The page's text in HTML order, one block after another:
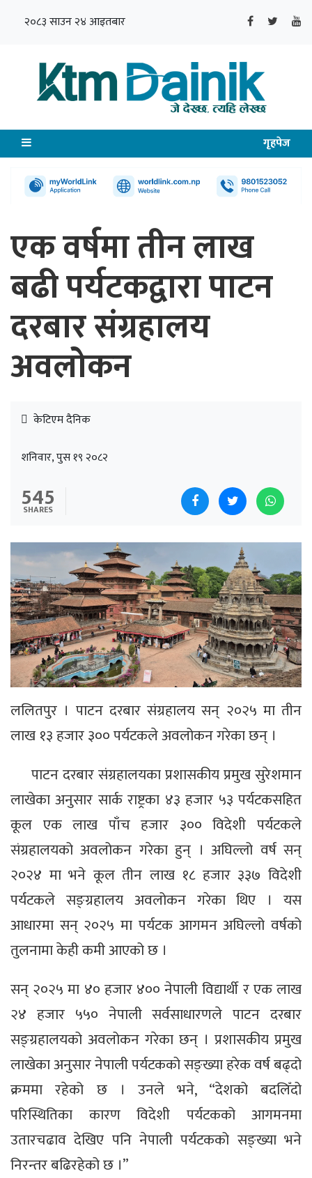
२०८३ साउन २४ आइतबार
गृहपेज
एक वर्षमा तीन लाख
बढी पर्यटकद्वारा पाटन
दरबार संग्रहालय
अवलोकन
केटिएम दैनिक
शनिवार, पुस १९ २०८२
545
SHARES
ललितपुर । पाटन दरबार संग्रहालय सन् २०२५ मा तीन
लाख १३ हजार ३०० पर्यटकले अवलोकन गरेका छन् ।
पाटन दरबार संग्रहालयका प्रशासकीय प्रमुख सुरेशमान
लाखेका अनुसार सार्क राष्ट्रका ४३ हजार ५३ पर्यटकसहित
कूल एक लाख पाँच हजार ३०० विदेशी पर्यटकले
संग्रहालयको अवलोकन गरेका हुन् । अघिल्लो वर्ष सन्
२०२४ मा भने कूल तीन लाख १८ हजार ३३७ विदेशी
पर्यटकले सङ्ग्रहालय अवलोकन गरेका थिए । यस
आधारमा सन् २०२५ मा पर्यटक आगमन अघिल्लो वर्षको
तुलनामा केही कमी आएको छ ।
सन् २०२५ मा ४० हजार ४०० नेपाली विद्यार्थी र एक लाख
२४ हजार ५५० नेपाली सर्वसाधारणले पाटन दरबार
सङ्ग्रहालयको अवलोकन गरेका छन् । प्रशासकीय प्रमुख
लाखेका अनुसार नेपाली पर्यटकको सङ्ख्या हरेक वर्ष बढ्दो
क्रममा रहेको छ । उनले भने, “देशको बदलिँदो
परिस्थितिका कारण विदेशी पर्यटकको आगमनमा
उतारचढाव देखिए पनि नेपाली पर्यटकको सङ्ख्या भने
निरन्तर बढिरहेको छ ।”